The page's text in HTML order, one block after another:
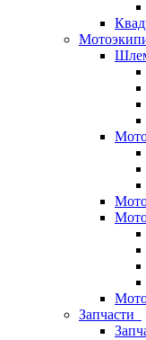
Запчасти